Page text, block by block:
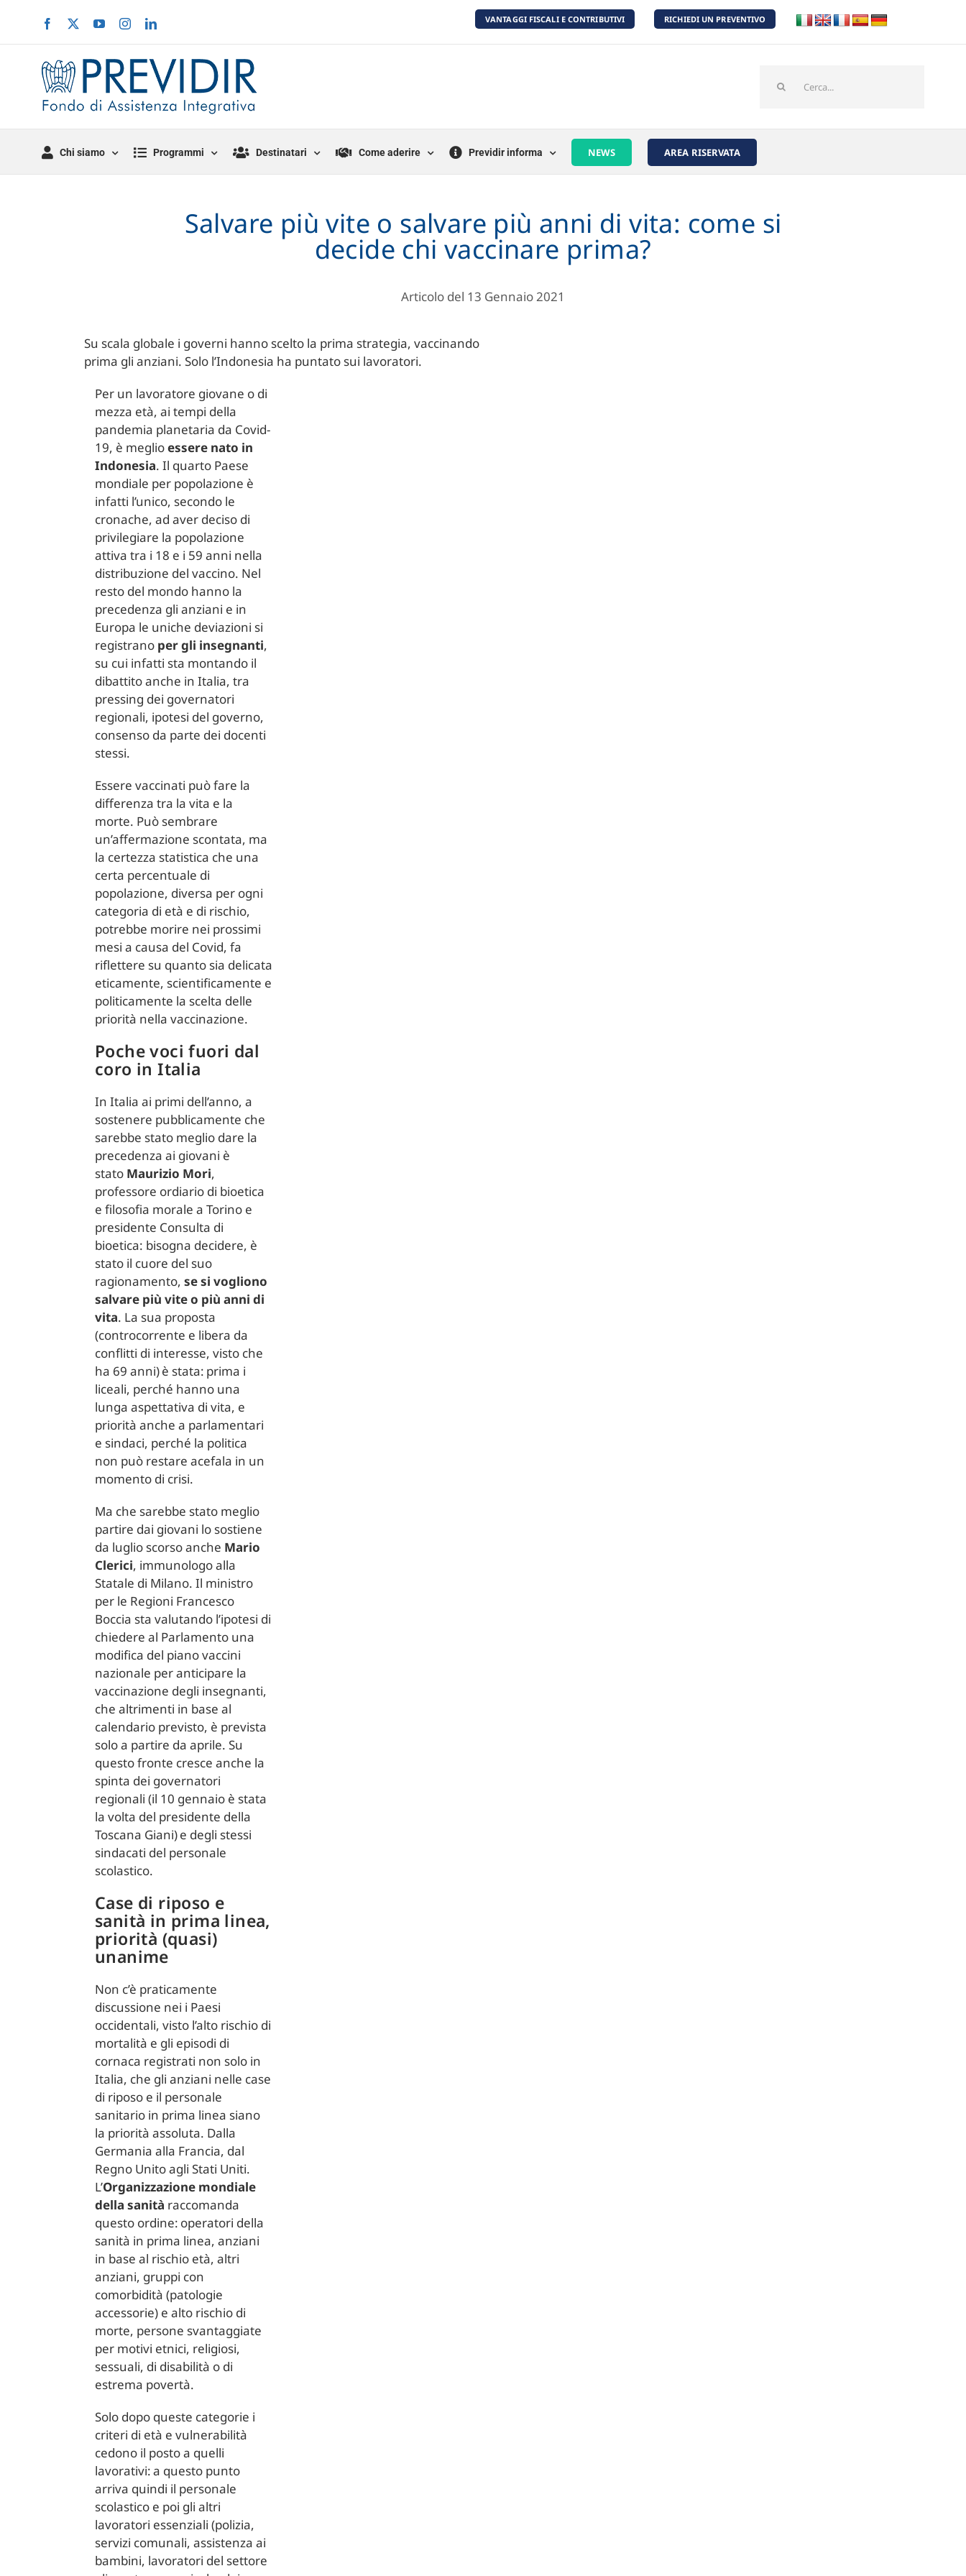
contenuto
Facebook
X YouTubeInstagramLinkedIn VANTAGGI FISCALI E CONTRIBUTIVI RICHIEDI UN PREVENTIVO
per:
Chi siamo Programmi Destinatari Come aderire Previdir informa NEWS AREA RISERVATA
Salvare più vite o salvare più anni di vita: come si
decide chi vaccinare prima?
Articolo del 13 Gennaio 2021
Su scala globale i governi hanno scelto la prima strategia, vaccinando
prima gli anziani. Solo l’Indonesia ha puntato sui lavoratori.
Per un lavoratore giovane o di
mezza età, ai tempi della
pandemia planetaria da Covid-
19, è meglioessere nato in
Indonesia. Il quarto Paese
mondiale per popolazione è
infatti l’unico, secondo le
cronache, ad aver deciso di
privilegiare la popolazione
attiva tra i 18 e i 59 anni nella
distribuzione del vaccino. Nel
resto del mondo hanno la
precedenza gli anziani e in
Europa le uniche deviazioni si
registrano per gli insegnanti,
su cui infatti sta montando il
dibattito anche in Italia, tra
pressing dei governatori
regionali, ipotesi del governo,
consenso da parte dei docenti
stessi.
Essere vaccinati può fare la
differenza tra la vita e la
morte. Può sembrare
un’affermazione scontata, ma
la certezza statistica che una
certa percentuale di
popolazione, diversa per ogni
categoria di età e di rischio,
potrebbe morire nei prossimi
mesi a causa del Covid, fa
riflettere su quanto sia delicata
eticamente, scientificamente e
politicamente la scelta delle
priorità nella vaccinazione.
Poche voci fuori dal
coro in Italia
In Italia ai primi dell’anno, a
sostenere pubblicamente che
sarebbe stato meglio dare la
precedenza ai giovani è
stato Maurizio Mori,
professore ordiario di bioetica
e filosofia morale a Torino e
presidente Consulta di
bioetica: bisogna decidere, è
stato il cuore del suo
ragionamento, se si vogliono
salvare più vite o più anni di
vita. La sua proposta
(controcorrente e libera da
conflitti di interesse, visto che
ha 69 anni) è stata: prima i
liceali, perché hanno una
lunga aspettativa di vita, e
priorità anche a parlamentari
e sindaci, perché la politica
non può restare acefala in un
momento di crisi.
Ma che sarebbe stato meglio
partire dai giovani lo sostiene
da luglio scorso anche Mario
Clerici, immunologo alla
Statale di Milano. Il ministro
per le Regioni Francesco
Boccia sta valutando l’ipotesi di
chiedere al Parlamento una
modifica del piano vaccini
nazionale per anticipare la
vaccinazione degli insegnanti,
che altrimenti in base al
calendario previsto, è prevista
solo a partire da aprile. Su
questo fronte cresce anche la
spinta dei governatori
regionali (il 10 gennaio è stata
la volta del presidente della
Toscana Giani) e degli stessi
sindacati del personale
scolastico.
Case di riposo e
sanità in prima linea,
priorità (quasi)
unanime
Non c’è praticamente
discussione nei i Paesi
occidentali, visto l’alto rischio di
mortalità e gli episodi di
cornaca registrati non solo in
Italia, che gli anziani nelle case
di riposo e il personale
sanitario in prima linea siano
la priorità assoluta. Dalla
Germania alla Francia, dal
Regno Unito agli Stati Uniti.
L’Organizzazione mondiale
della sanità raccomanda
questo ordine: operatori della
sanità in prima linea, anziani
in base al rischio età, altri
anziani, gruppi con
comorbidità (patologie
accessorie) e alto rischio di
morte, persone svantaggiate
per motivi etnici, religiosi,
sessuali, di disabilità o di
estrema povertà.
Solo dopo queste categorie i
criteri di età e vulnerabilità
cedono il posto a quelli
lavorativi: a questo punto
arriva quindi il personale
scolastico e poi gli altri
lavoratori essenziali (polizia,
servizi comunali, assistenza ai
bambini, lavoratori del settore